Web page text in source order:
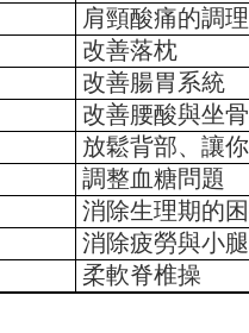
肩頸酸痛的調理
改善落枕
改善腸胃系統
改善腰酸與坐
放鬆背部、讓
調整血糖問題
消除生理期的
消除疲勞與小
柔軟脊椎操